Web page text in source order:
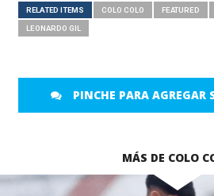
RELATED ITEMS COLO COLO FEATURED
LEONARDO GIL
PINCHE PARA AGREGAR
MÁS DE COLO